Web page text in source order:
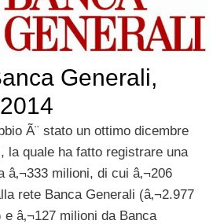
Generali,
Ã¨ stato un ottimo dicembre
la quale ha fatto registrare una
â‚¬333 milioni, di cui â‚¬206
rete Banca Generali (â‚¬2.977
â‚¬127 milioni da Banca